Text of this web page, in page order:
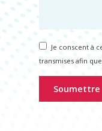
Je conscent à
transmises afin
Soumettre